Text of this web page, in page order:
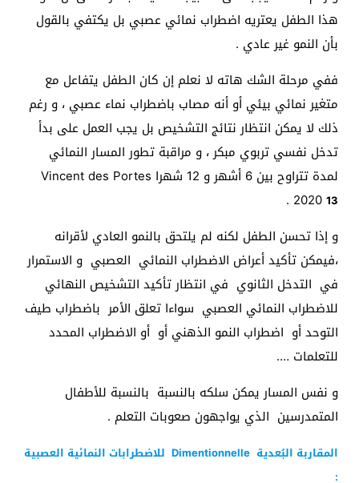
هذا الطفل يعتريه اضطراب نمائي عصبي بل يكتفي بالقول
بأن النمو غير عادي .
ففي مرحلة الشك هاته لا نعلم إن كان الطفل يتفاعل مع
متغير نمائي بيئي أو أنه مصاب باضطراب نماء عصبي ، و رغم
ذلك لا يمكن انتظار نتائج التشخيص بل يجب العمل على بدأ
تدخل نفسي تربوي مبكر ، و مراقبة تطور المسار النمائي
لمدة تتراوح بين 6 أشهر و 12 شهرا Vincent des Portes
2020 13
.
و إذا تحسن الطفل لكنه لم يلتحق بالنمو العادي لأقرانه
،فيمكن تأكيد أعراض الاضطراب النمائي العصبي و الاستمرار
في التدخل الثانوي في انتظار تأكيد التشخيص النهائي
للاضطراب النمائي العصبي سواءا تعلق الأمر باضطراب طيف
التوحد أو اضطراب النمو الذهني أو أو الاضطراب المحدد
للتعلمات ….
و نفس المسار يمكن سلكه بالنسبة بالنسبة للأطفال
المتمدرسين الذي يواجهون صعوبات التعلم .
المقاربة البُعدية Dimentionnelle للاضطرابات النمائية العصبية
: